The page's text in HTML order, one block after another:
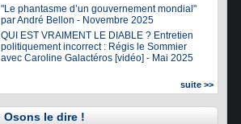
"Le phantasme d’un gouvernement mondial"
par André Bellon - Novembre 2025
QUI EST VRAIMENT LE DIABLE ? Entretien
politiquement incorrect : Régis le Sommier
avec Caroline Galactéros [vidéo] - Mai 2025
suite >>
Osons le dire !